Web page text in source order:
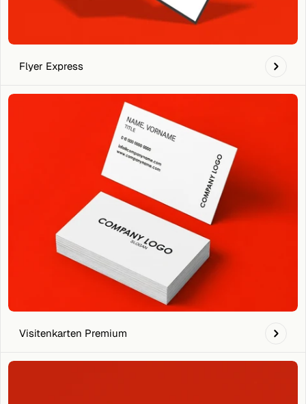
Flyer Express
Visitenkarten Premium